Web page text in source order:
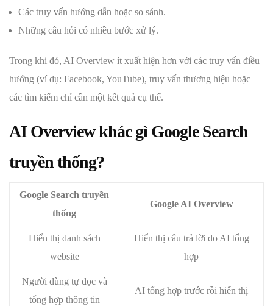
Các truy vấn hướng dẫn hoặc so sánh.
Những câu hỏi có nhiều bước xử lý.
Trong khi đó, AI Overview ít xuất hiện hơn với các truy vấn điều
hướng (ví dụ: Facebook, YouTube), truy vấn thương hiệu hoặc
các tìm kiếm chỉ cần một kết quả cụ thể.
AI Overview khác gì Google Search
truyền thống?
Google Search truyền
thống
Google AI Overview
Hiển thị danh sách
website
Hiển thị câu trả lời do AI tổng
hợp
Người dùng tự đọc và
tổng hợp thông tin
AI tổng hợp trước rồi hiển thị